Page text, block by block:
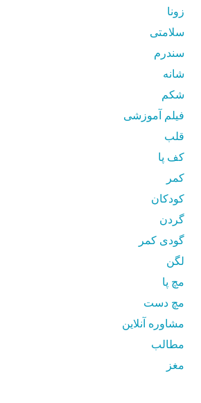
زونا
سلامتی
سندرم
شانه
شکم
فیلم آموزشی
قلب
کف پا
کمر
کودکان
گردن
گودی کمر
لگن
مچ پا
مچ دست
مشاوره آنلاین
مطالب
مغز